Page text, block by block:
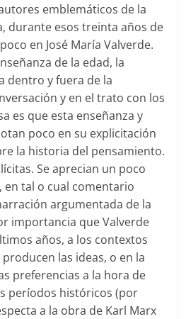
emblemáticos de la
durante esos treinta años de
en José María Valverde.
de la edad, la
dentro y fuera de la
y en el trato con los
es que esta enseñanza y
poco en su explicitación
la historia del pensamiento.
Se aprecian un poco
tal o cual comentario
argumentada de la
importancia que Valverde
años, a los contextos
las ideas, o en la
preferencias a la hora de
períodos históricos (por
a la obra de Karl Marx